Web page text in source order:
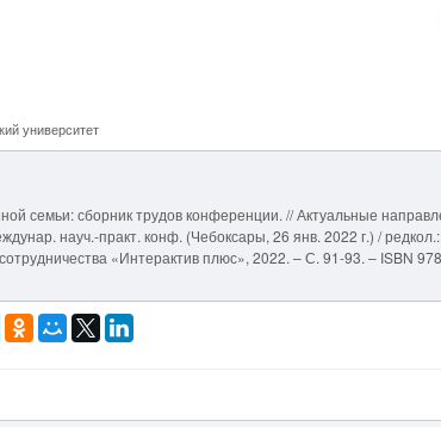
университет
семьи: сборник трудов конференции. // Актуальные
науч.-практ. конф. (Чебоксары, 26 янв. 2022 г.) /
«Интерактив плюс», 2022. – С. 91-93. – ISBN